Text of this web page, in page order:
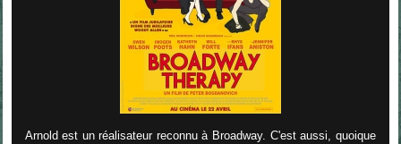
Arnold est un réalisateur reconnu à Broadway. C'est aussi, quoique